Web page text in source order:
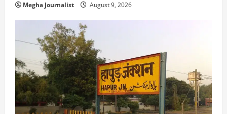
Megha Journalist August 9, 2026